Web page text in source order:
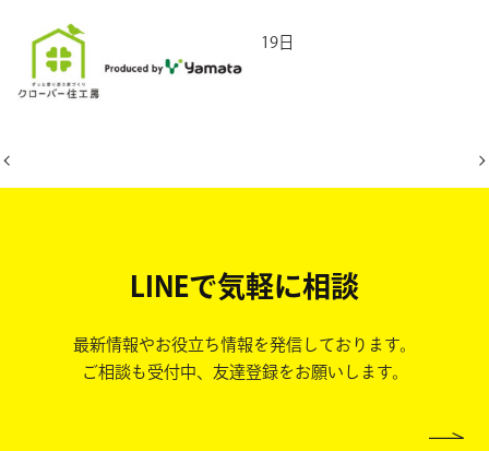
2026年5月19日
LINEで気軽に相談
最新情報やお役立ち情報を発信しております。
ご相談も受付中、友達登録をお願いします。